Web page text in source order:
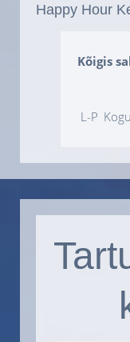
Happy Hour
Kõigis
L-P